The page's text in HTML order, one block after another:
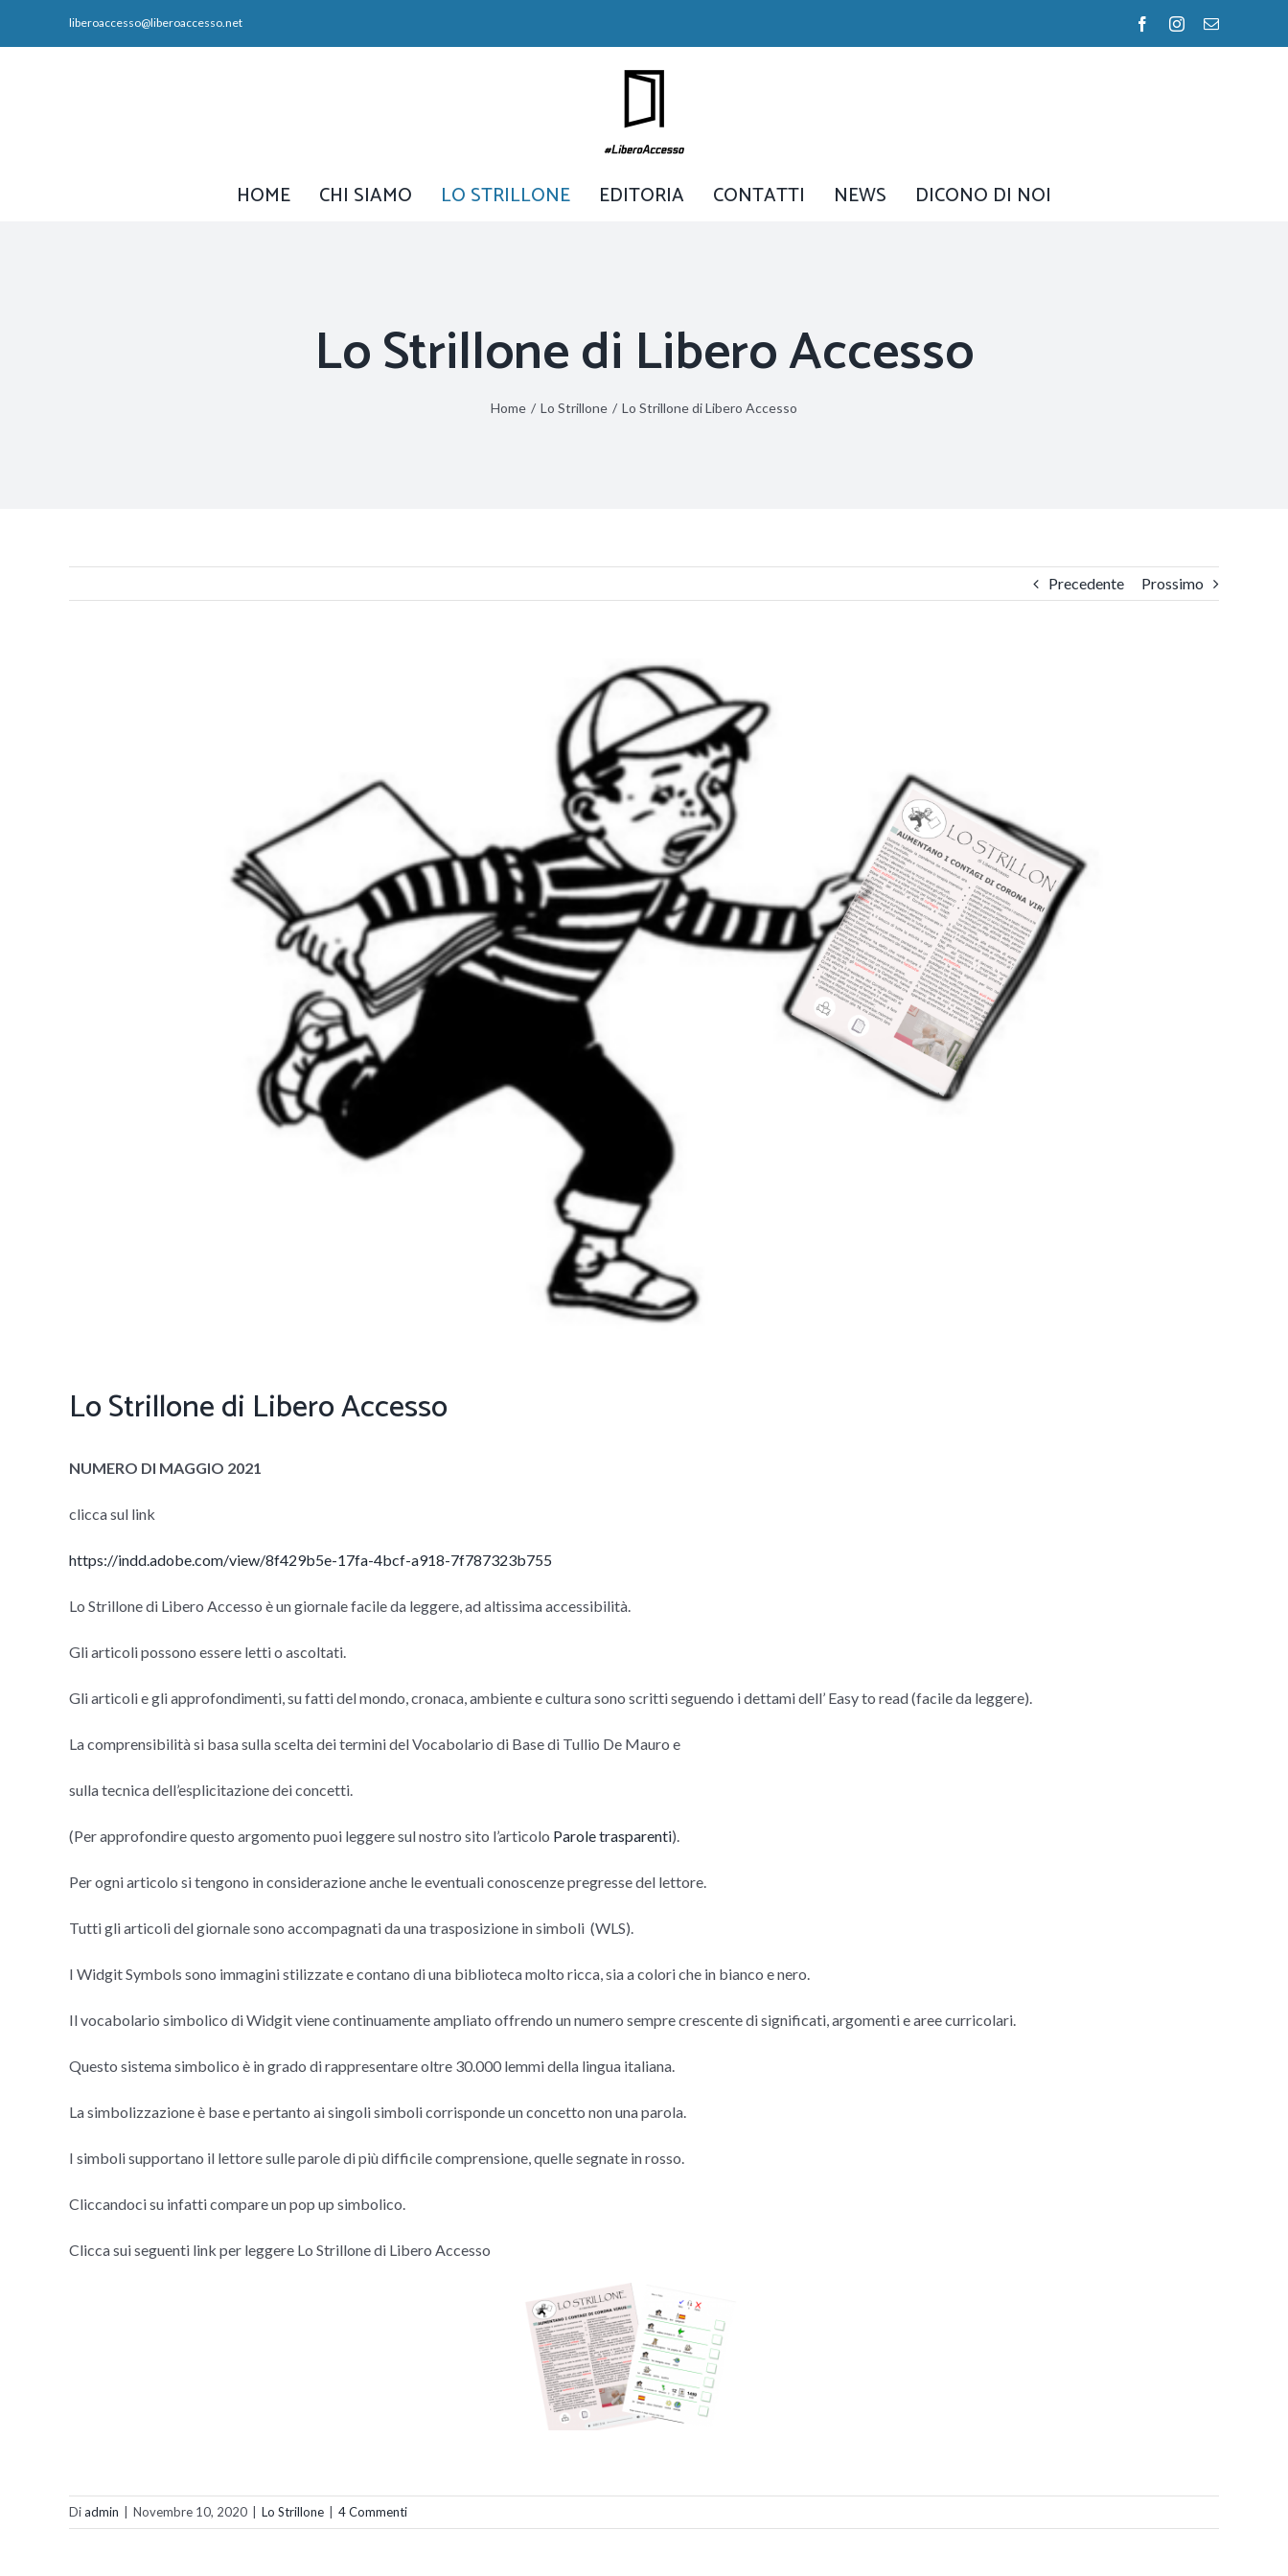
liberoaccesso@liberoaccesso.net FacebookInstagram
Email
HOME CHI SIAMO LO STRILLONE EDITORIA CONTATTI NEWS DICONO DI NOI
Lo Strillone di Libero Accesso
Home / Lo Strillone / Lo Strillone di Libero Accesso
Precedente Prossimo
Lo Strillone di Libero Accesso
NUMERO DI MAGGIO 2021
clicca sul link
https://indd.adobe.com/view/8f429b5e-17fa-4bcf-a918-7f787323b755
Lo Strillone di Libero Accesso è un giornale facile da leggere, ad altissima accessibilità.
Gli articoli possono essere letti o ascoltati.
Gli articoli e gli approfondimenti, su fatti del mondo, cronaca, ambiente e cultura sono scritti seguendo i dettami dell’ Easy to read (facile da leggere).
La comprensibilità si basa sulla scelta dei termini del Vocabolario di Base di Tullio De Mauro e
sulla tecnica dell’esplicitazione dei concetti.
(Per approfondire questo argomento puoi leggere sul nostro sito l’articolo Parole trasparenti).
Per ogni articolo si tengono in considerazione anche le eventuali conoscenze pregresse del lettore.
Tutti gli articoli del giornale sono accompagnati da una trasposizione in simboli (WLS).
I Widgit Symbols sono immagini stilizzate e contano di una biblioteca molto ricca, sia a colori che in bianco e nero.
Il vocabolario simbolico di Widgit viene continuamente ampliato offrendo un numero sempre crescente di significati, argomenti e aree curricolari.
Questo sistema simbolico è in grado di rappresentare oltre 30.000 lemmi della lingua italiana.
La simbolizzazione è base e pertanto ai singoli simboli corrisponde un concetto non una parola.
I simboli supportano il lettore sulle parole di più difficile comprensione, quelle segnate in rosso.
Cliccandoci su infatti compare un pop up simbolico.
Clicca sui seguenti link per leggere Lo Strillone di Libero Accesso
Diadmin Novembre 10, 2020 Lo Strillone 4 Commenti